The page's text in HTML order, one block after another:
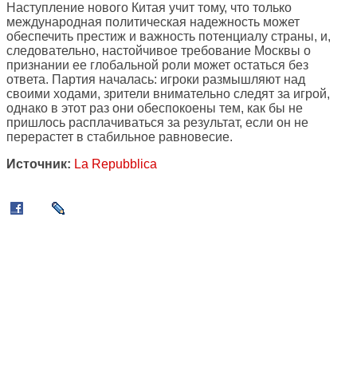
Наступление нового Китая учит тому, что только
международная политическая надежность может
обеспечить престиж и важность потенциалу страны, и,
следовательно, настойчивое требование Москвы о
признании ее глобальной роли может остаться без
ответа. Партия началась: игроки размышляют над
своими ходами, зрители внимательно следят за игрой,
однако в этот раз они обеспокоены тем, как бы не
пришлось расплачиваться за результат, если он не
перерастет в стабильное равновесие.
Источник: La Repubblica